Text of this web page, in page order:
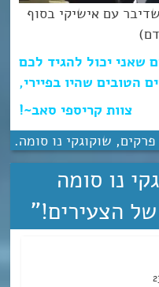
עם אישיקי בסוף
שאני יכול להגיד לכם
הטובים שהיו בפיירי,
צוות קריספי סאב~!
פרקים, שוקוגקי נו סומה.
נו סומה
”